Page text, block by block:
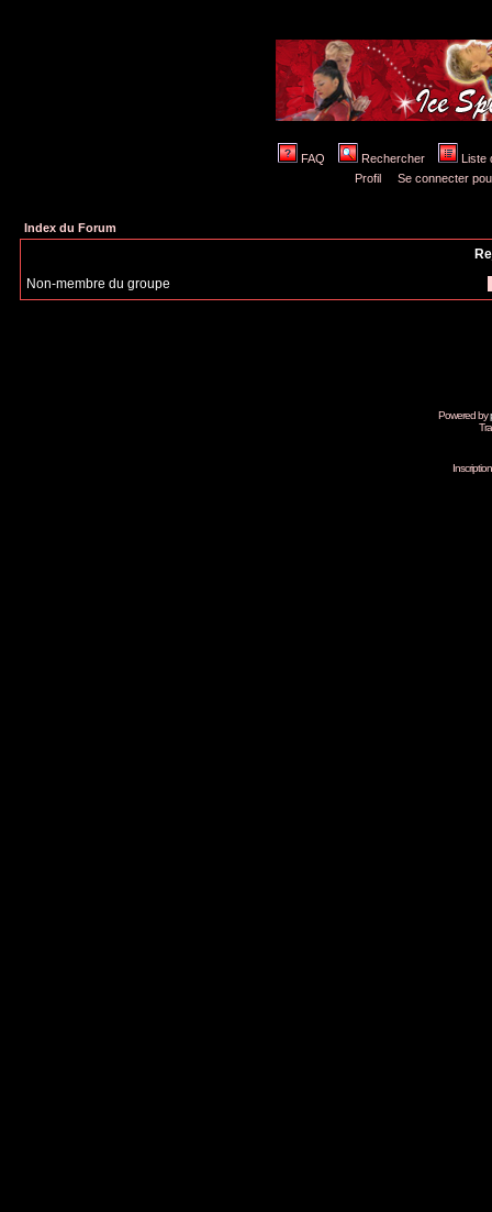
FAQ Rechercher
Liste
Profil
Se connecter
Index du Forum
Non-membre du groupe
Powered by